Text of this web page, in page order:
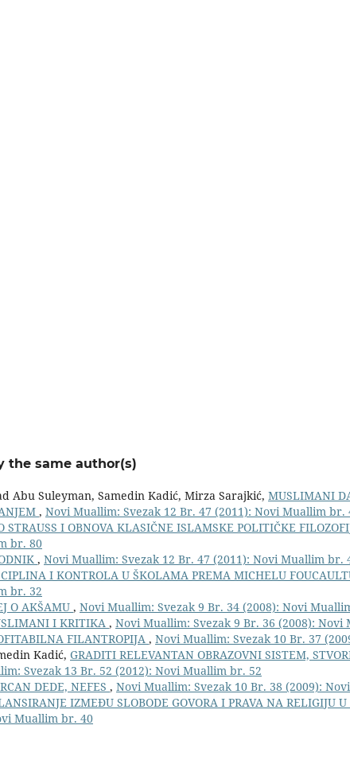
the same author(s)
Abu Suleyman, Samedin Kadić, Mirza Sarajkić, MUSLIMANI
, Novi Muallim: Svezak 12 Br. 47 (2011): Novi Muallim br.
STRAUSS I OBNOVA KLASIČNE ISLAMSKE POLITIČKE
br. 80
, Novi Muallim: Svezak 12 Br. 47 (2011): Novi Muallim br.
I KONTROLA U ŠKOLAMA PREMA MICHELU
br. 32
O AKŠAMU , Novi Muallim: Svezak 9 Br. 34 (2008): Novi
I KRITIKA , Novi Muallim: Svezak 9 Br. 36 (2008): Novi
FILANTROPIJA , Novi Muallim: Svezak 10 Br. 37
Kadić, GRADITI RELEVANTAN OBRAZOVNI SISTEM,
Svezak 13 Br. 52 (2012): Novi Muallim br. 52
DEDE, NEFES , Novi Muallim: Svezak 10 Br. 38 (2009):
IZMEĐU SLOBODE GOVORA I PRAVA NA RELIGIJU U
Muallim br. 40